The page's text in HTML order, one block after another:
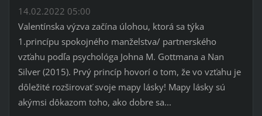
14.02.2022 05:00
Valentínska výzva začína úlohou, ktorá sa týka
1.princípu spokojného manželstva/ partnerského
vzťahu podľa psychológa Johna M. Gottmana a Nan
Silver (2015). Prvý princíp hovorí o tom, že vo vzťahu je
dôležité rozširovať svoje mapy lásky! Mapy lásky sú
akýmsi dôkazom toho, ako dobre sa...